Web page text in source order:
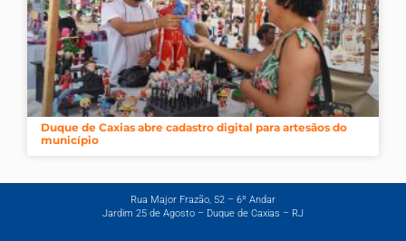
Duque de Caxias abre cadastro digital para artesãos do
município
Rua Major Frazão, 52 – 6º Andar
Jardim 25 de Agosto – Duque de Caxias – RJ